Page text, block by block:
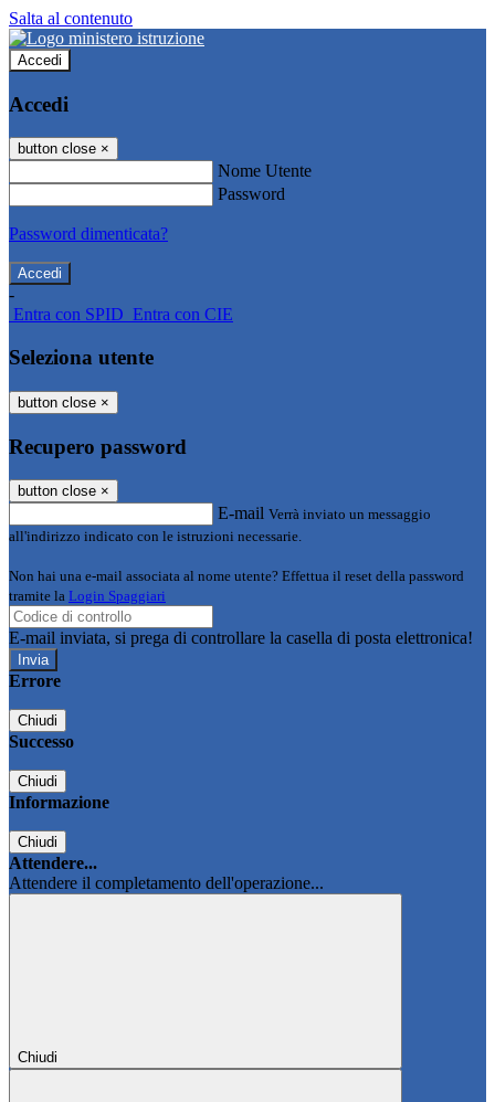
Salta al contenuto
Accedi
Accedi
button close ×
Nome Utente
Password
Password dimenticata?
-
Entra con SPID Entra con CIE
Seleziona utente
button close ×
Recupero password
button close ×
E-mail Verrà inviato un messaggio
all'indirizzo indicato con le istruzioni necessarie.
Non hai una e-mail associata al nome utente? Effettua il reset della password
tramite la Login Spaggiari
E-mail inviata, si prega di controllare la casella di posta elettronica!
Errore
Chiudi
Successo
Chiudi
Informazione
Chiudi
Attendere...
Attendere il completamento dell'operazione...
Chiudi